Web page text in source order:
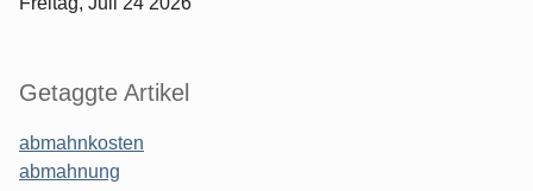
Getaggte Artikel
abmahnkosten
abmahnung